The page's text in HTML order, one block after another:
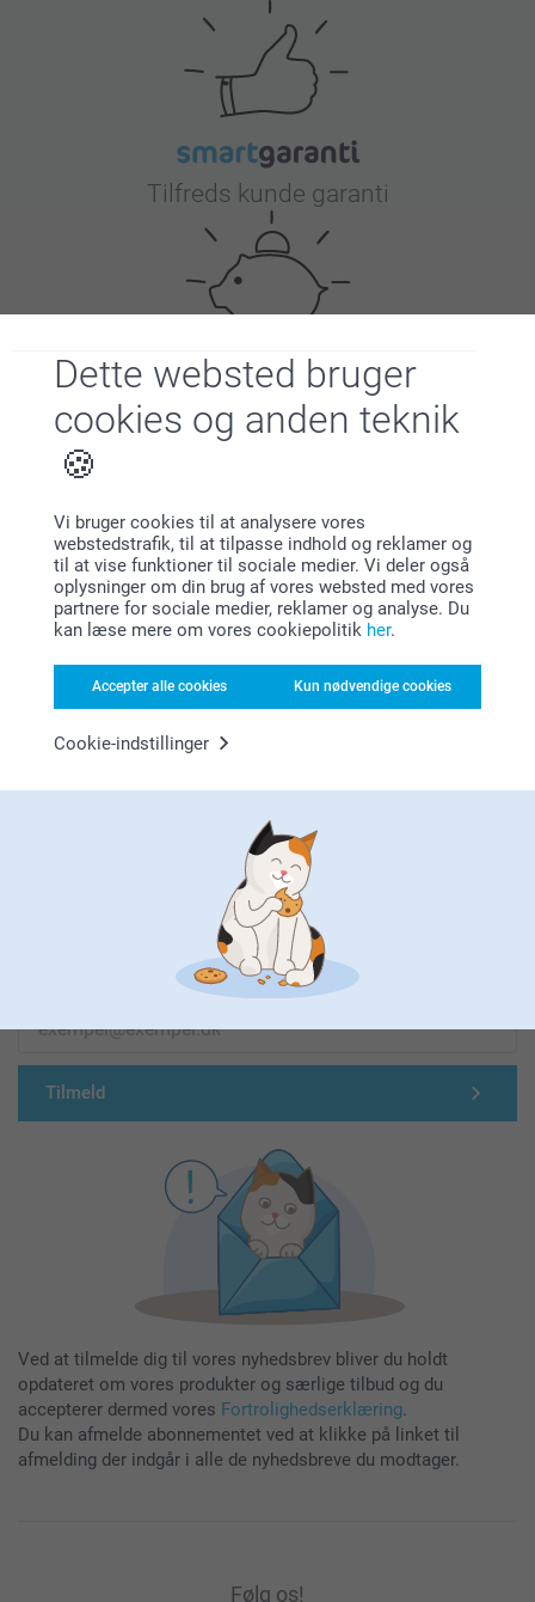
Dette websted bruger
cookies og anden teknik
Vi bruger cookies til at analysere vores
webstedstrafik, til at tilpasse indhold og reklamer og
til at vise funktioner til sociale medier. Vi deler også
oplysninger om din brug af vores websted med vores
partnere for sociale medier, reklamer og analyse. Du
kan læse mere om vores cookiepolitik her.
Accepter alle cookies Kun nødvendige cookies
Cookie-indstillinger
Tilfreds kunde garanti
Bonus på alle dine køb
Leder du efter inspiration?
Førsteklasses kundeservice!
Tilmeld dig vores nyhedsbrev
Indtast din e-mailadresse her
Tilmeld
Ved at tilmelde dig til vores nyhedsbrev bliver du holdt
opdateret om vores produkter og særlige tilbud og du
accepterer dermed vores Fortrolighedserklæring.
Du kan afmelde abonnementet ved at klikke på linket til
afmelding der indgår i alle de nyhedsbreve du modtager.
Følg os!